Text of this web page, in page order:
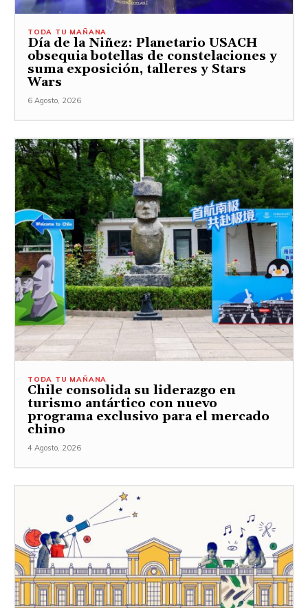
TODA TU MAÑANA
Día de la Niñez: Planetario USACH
obsequia botellas de constelaciones y
suma exposición, talleres y Stars
Wars
6 Agosto, 2026
TODA TU MAÑANA
Chile consolida su liderazgo en
turismo antártico con nuevo
programa exclusivo para el mercado
chino
4 Agosto, 2026